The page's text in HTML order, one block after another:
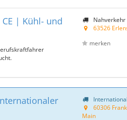
| Kühl- und
Nahverkehr
63526
merken
International
60306
Main